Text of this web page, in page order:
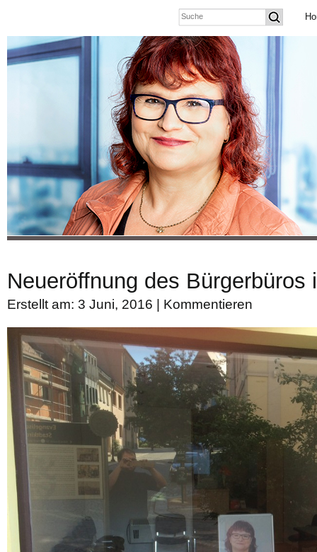
Neueröffnung des Bürgerbüros
Erstellt am: 3 Juni, 2016 | Kommentieren